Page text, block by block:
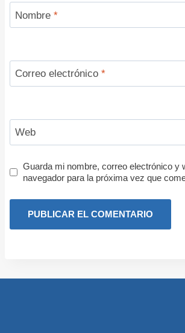
Nombre *
Correo electrónico *
Web
Guarda mi nombre, correo electrónico y
navegador para la próxima vez que